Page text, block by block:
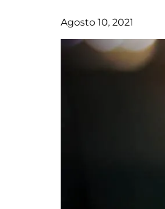
Agosto 10, 2021